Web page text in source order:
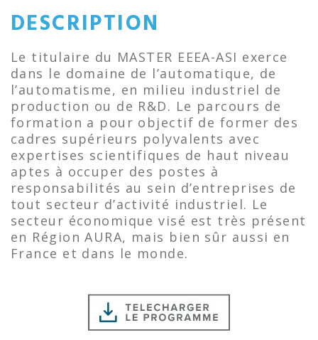
DESCRIPTION
Le titulaire du MASTER EEEA-ASI exerce
dans le domaine de l’automatique, de
l’automatisme, en milieu industriel de
production ou de R&D. Le parcours de
formation a pour objectif de former des
cadres supérieurs polyvalents avec
expertises scientifiques de haut niveau
aptes à occuper des postes à
responsabilités au sein d’entreprises de
tout secteur d’activité industriel. Le
secteur économique visé est très présent
en Région AURA, mais bien sûr aussi en
France et dans le monde.